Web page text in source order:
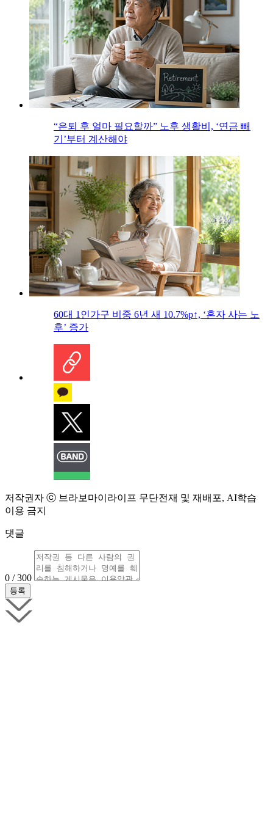
“은퇴 후 얼마 필요할까” 노후 생활비, ‘연금 빼
기’부터 계산해야
60대 1인가구 비중 6년 새 10.7%p↑, ‘혼자 사는 노
후’ 증가
저작권자 ⓒ 브라보마이라이프 무단전재 및 재배포, AI학습
이용 금지
댓글
0 / 300